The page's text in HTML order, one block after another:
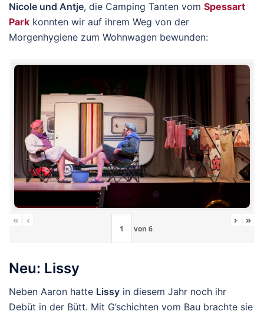
Nicole und Antje, die Camping Tanten vom Spessart
Park konnten wir auf ihrem Weg von der
Morgenhygiene zum Wohnwagen bewunden:
« ‹
von 6
› »
Neu: Lissy
Neben Aaron hatte Lissy in diesem Jahr noch ihr
Debüt in der Bütt. Mit G’schichten vom Bau brachte sie